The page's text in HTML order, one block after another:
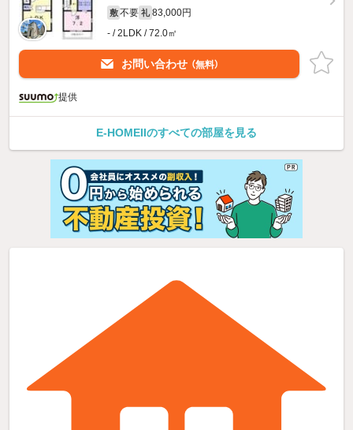
敷 不要 礼 83,000円
- / 2LDK / 72.0㎡
お問い合わせ （無料）
提供
E-HOMEIIのすべての部屋を見る